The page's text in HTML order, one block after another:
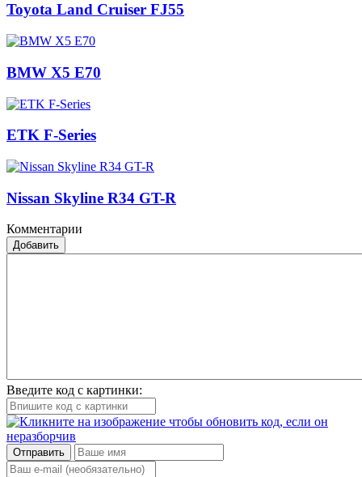
Toyota Land Cruiser FJ55
BMW X5 E70
ETK F-Series
Nissan Skyline R34 GT-R
Комментарии
Добавить
Введите код с картинки:
Отправить